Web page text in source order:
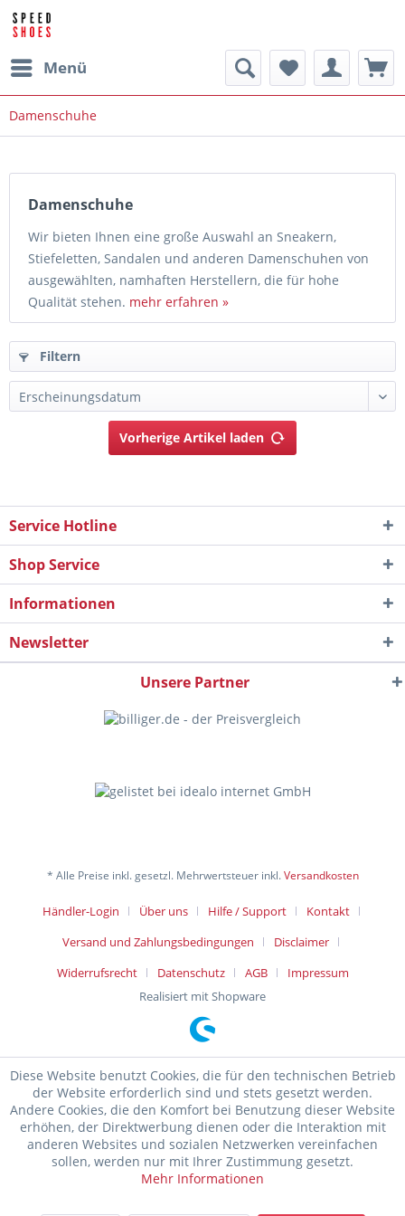
Menü
Damenschuhe
Damenschuhe
Wir bieten Ihnen eine große Auswahl an Sneakern,
Stiefeletten, Sandalen und anderen Damenschuhen von
ausgewählten, namhaften Herstellern, die für hohe
Qualität stehen. mehr erfahren »
Filtern
Vorherige Artikel laden
Service Hotline
Shop Service
Informationen
Newsletter
Unsere Partner
* Alle Preise inkl. gesetzl. Mehrwertsteuer inkl.Versandkosten
Händler-Login Über uns Hilfe / Support
Kontakt
Versand und Zahlungsbedingungen
Disclaimer
Widerrufsrecht
Datenschutz AGB
Impressum
Realisiert mit Shopware
Diese Website benutzt Cookies, die für den technischen Betrieb
der Website erforderlich sind und stets gesetzt werden.
Andere Cookies, die den Komfort bei Benutzung dieser Website
erhöhen, der Direktwerbung dienen oder die Interaktion mit
anderen Websites und sozialen Netzwerken vereinfachen
sollen, werden nur mit Ihrer Zustimmung gesetzt.
Mehr Informationen